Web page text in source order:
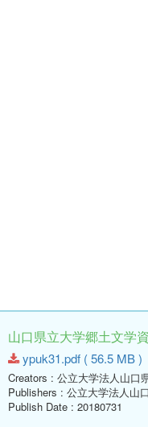
山口県立大学郷土文学
ypuk31.pdf ( 56.5 MB )
Creators : 公立大学法人山口
Publishers : 公立大学法人山
Publish Date : 20180731